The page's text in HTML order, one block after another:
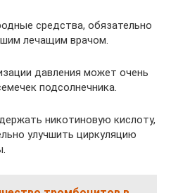
средства, обязательно
лечащим врачом.
давления может очень
подсолнечника.
никотиновую кислоту,
улучшить циркуляцию